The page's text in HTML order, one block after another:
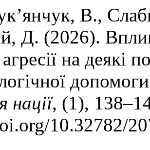
В.,
Д. (2026).
на деякі
нації, (1),
10.32782/